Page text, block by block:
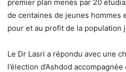
premier plan menés par 20
de centaines de jeunes hommes
pour et au profit de la population
Le Dr Lasri a répondu avec une
l’élection d’Ashdod accompagnée